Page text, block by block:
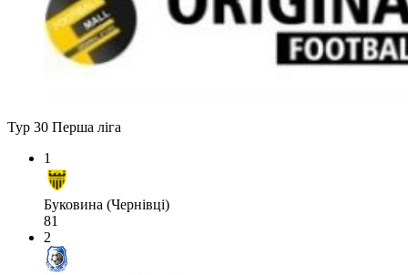
Тур 30 Перша ліга
1
Буковина (Чернівці)
81
2